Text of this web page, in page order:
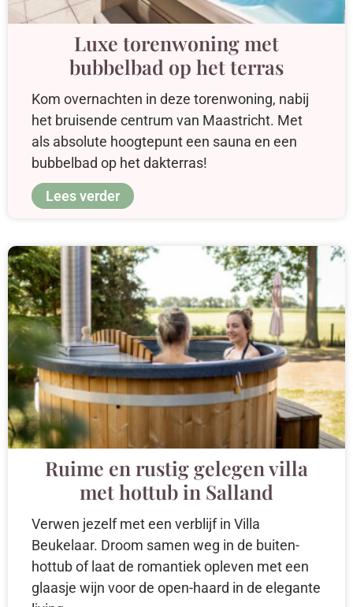
Luxe torenwoning met
bubbelbad op het terras
Kom overnachten in deze torenwoning, nabij
het bruisende centrum van Maastricht. Met
als absolute hoogtepunt een sauna en een
bubbelbad op het dakterras!
Lees verder
Ruime en rustig gelegen villa
met hottub in Salland
Verwen jezelf met een verblijf in Villa
Beukelaar. Droom samen weg in de buiten-
hottub of laat de romantiek opleven met een
glaasje wijn voor de open-haard in de elegante